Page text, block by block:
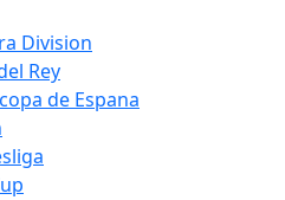
Division
Rey
de Espana